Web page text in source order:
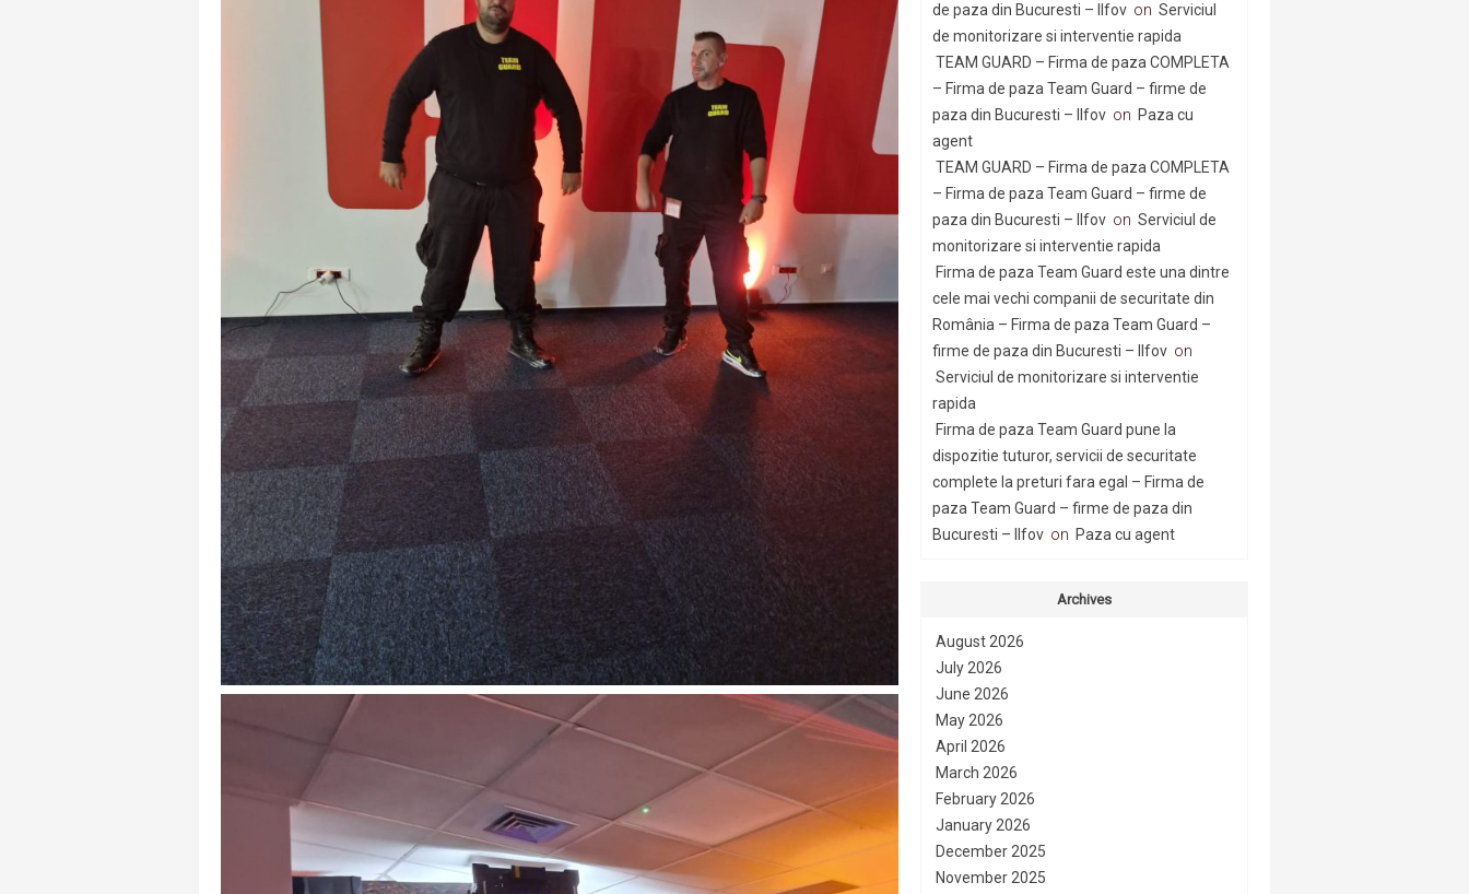
de paza din Bucuresti – Ilfov on Serviciul
de monitorizare si interventie rapida
TEAM GUARD – Firma de paza COMPLETA
– Firma de paza Team Guard – firme de
paza din Bucuresti – Ilfov on Paza cu
agent
TEAM GUARD – Firma de paza COMPLETA
– Firma de paza Team Guard – firme de
paza din Bucuresti – Ilfov on Serviciul de
monitorizare si interventie rapida
Firma de paza Team Guard este una dintre
cele mai vechi companii de securitate din
România – Firma de paza Team Guard –
firme de paza din Bucuresti – Ilfov on
Serviciul de monitorizare si interventie
rapida
Firma de paza Team Guard pune la
dispozitie tuturor, servicii de securitate
complete la preturi fara egal – Firma de
paza Team Guard – firme de paza din
Bucuresti – Ilfov on Paza cu agent
Archives
August 2026
July 2026
June 2026
May 2026
April 2026
March 2026
February 2026
January 2026
December 2025
November 2025